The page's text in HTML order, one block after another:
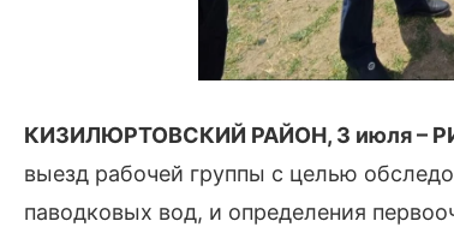
КИЗИЛЮРТОВСКИЙ РАЙОН, 3 июля –
выезд рабочей группы с целью
паводковых вод, и определения